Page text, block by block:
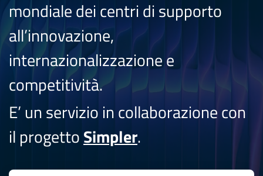
mondiale dei centri di supporto
all’innovazione,
internazionalizzazione e
competitività.
E’ un servizio in collaborazione con
il progettoSimpler.